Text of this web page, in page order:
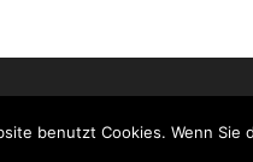
benutzt Cookies. Wenn